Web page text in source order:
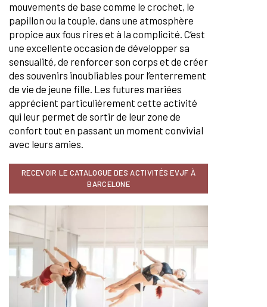
mouvements de base comme le crochet, le
papillon ou la toupie, dans une atmosphère
propice aux fous rires et à la complicité. C’est
une excellente occasion de développer sa
sensualité, de renforcer son corps et de créer
des souvenirs inoubliables pour l’enterrement
de vie de jeune fille. Les futures mariées
apprécient particulièrement cette activité
qui leur permet de sortir de leur zone de
confort tout en passant un moment convivial
avec leurs amies.
RECEVOIR LE CATALOGUE DES ACTIVITÉS EVJF À
BARCELONE